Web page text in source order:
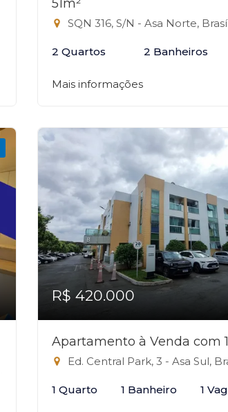
51m²
SQN 316, S/N - Asa Norte,
2 Quartos 2 Banheiros
Mais informações
R$ 420.000
Apartamento à Venda com
Ed. Central Park, 3 - Asa Sul,
1 Quarto 1 Banheiro 1